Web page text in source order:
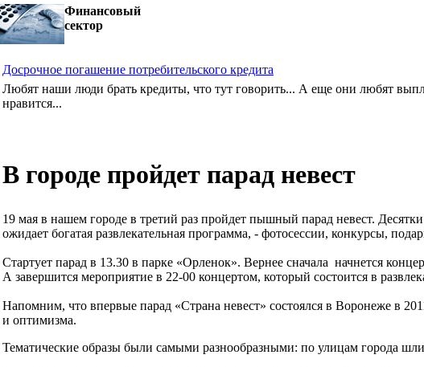
Финансовый
сектор
Досрочное погашение потребительского кредита
Любят наши люди брать кредиты, что тут говорить... А еще они любят
нравится...
В городе пройдет парад невест
19 мая в нашем городе в третий раз пройдет пышный парад невест.
ожидает богатая развлекательная программа, - фотосессии, конкурсы,
Стартует парад в 13.30 в парке «Орленок». Вернее сначала начнется
А завершится мероприятие в 22-00 концертом, который состоится в
Напомним, что впервые парад «Страна невест» состоялся в Воронеже в
и оптимизма.
Тематические образы были самыми разнообразными: по улицам города